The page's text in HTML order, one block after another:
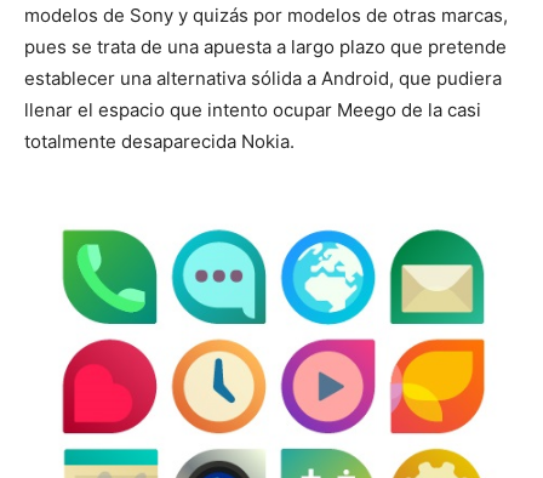
modelos de Sony y quizás por modelos de otras marcas,
pues se trata de una apuesta a largo plazo que pretende
establecer una alternativa sólida a Android, que pudiera
llenar el espacio que intento ocupar Meego de la casi
totalmente desaparecida Nokia.